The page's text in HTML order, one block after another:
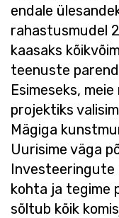
endale
rahastusmudel
kaasaks
teenuste
Esimeseks,
projektiks
Mägiga
Uurisime väga
Investeeringute
kohta ja tegime
sõltub kõik